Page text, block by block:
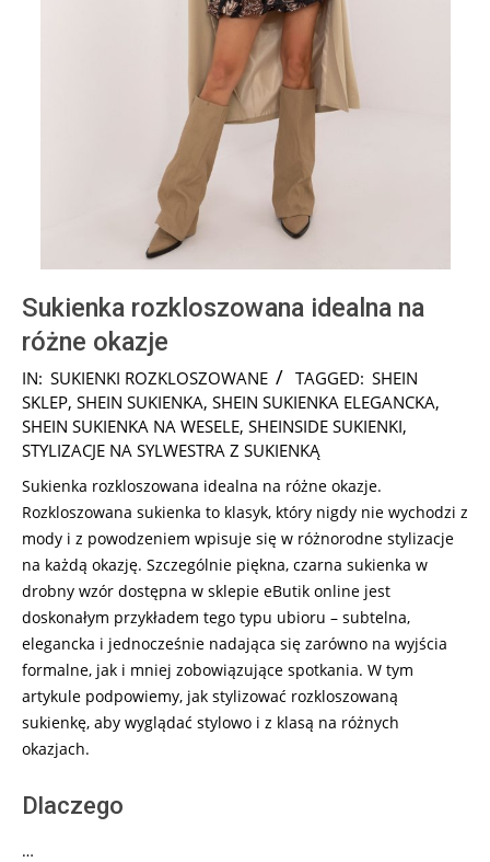
Sukienka rozkloszowana idealna na
różne okazje
2026-
06-
13
IN: SUKIENKI ROZKLOSZOWANE TAGGED: SHEIN
SKLEP, SHEIN SUKIENKA, SHEIN SUKIENKA ELEGANCKA,
SHEIN SUKIENKA NA WESELE, SHEINSIDE SUKIENKI,
STYLIZACJE NA SYLWESTRA Z SUKIENKĄ
Sukienka rozkloszowana idealna na różne okazje.
Rozkloszowana sukienka to klasyk, który nigdy nie wychodzi z
mody i z powodzeniem wpisuje się w różnorodne stylizacje
na każdą okazję. Szczególnie piękna, czarna sukienka w
drobny wzór dostępna w sklepie eButik online jest
doskonałym przykładem tego typu ubioru – subtelna,
elegancka i jednocześnie nadająca się zarówno na wyjścia
formalne, jak i mniej zobowiązujące spotkania. W tym
artykule podpowiemy, jak stylizować rozkloszowaną
sukienkę, aby wyglądać stylowo i z klasą na różnych
okazjach.
Dlaczego
…